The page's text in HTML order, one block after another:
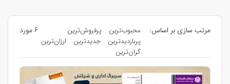
مرتب سازی بر اساس: محبوب‌ترین
پرفروش‌ترین
پربازدیدترین
جدیدترین
ارزان‌ترین
گران‌ترین
6 مورد